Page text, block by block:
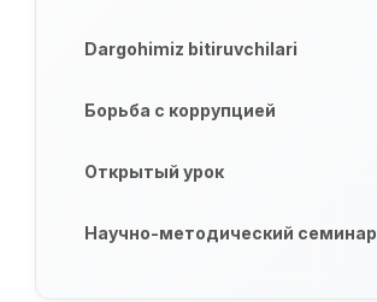
Dargohimiz bitiruvchilari
Борьба с коррупцией
Открытый урок
Научно-методический семинар